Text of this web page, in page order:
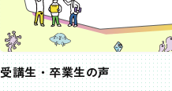
受講生・卒業生の声